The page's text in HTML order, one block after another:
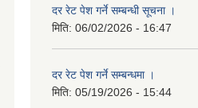
दर रेट पेश गर्ने सम्बन्धी सूचना ।
मिति: 06/02/2026 - 16:47
दर रेट पेश गर्ने सम्बन्धमा ।
मिति: 05/19/2026 - 15:44